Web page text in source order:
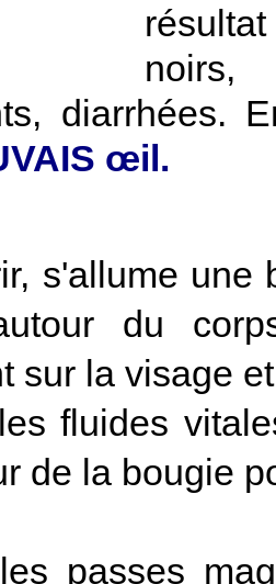
diarrhées.
œil.
s'allume une
du
sur la visage
fluides
de la bougie
passes